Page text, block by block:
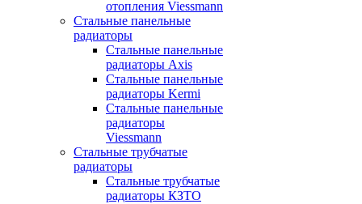
отопления Viessmann
Стальные панельные
радиаторы
Стальные панельные
радиаторы Axis
Стальные панельные
радиаторы Kermi
Стальные панельные
радиаторы
Viessmann
Стальные трубчатые
радиаторы
Стальные трубчатые
радиаторы КЗТО